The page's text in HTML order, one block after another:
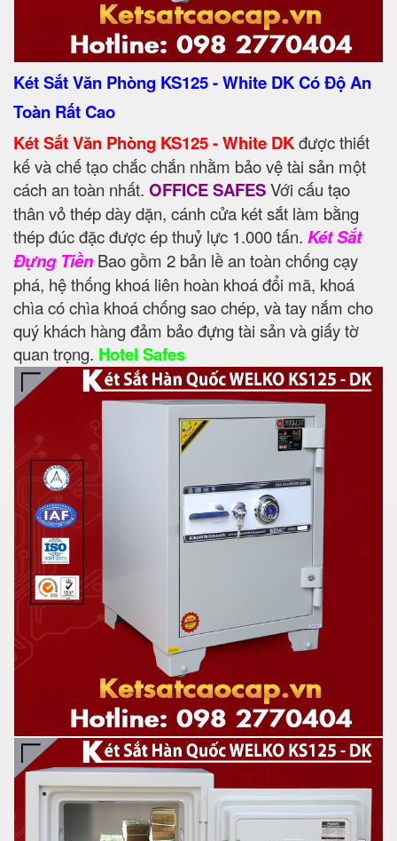
Két Sắt Văn Phòng KS125 - White DK Có Độ An
Toàn Rất Cao
Két Sắt Văn Phòng KS125 - White DKđược thiết
kế và chế tạo chắc chắn nhằm bảo vệ tài sản một
cách an toàn nhất. OFFICE SAFESVới cấu tạo
thân vỏ thép dày dặn, cánh cửa két sắt làm bằng
thép đúc đặc được ép thuỷ lực 1.000 tấn. Két Sắt
Đựng Tiền Bao gồm 2 bản lề an toàn chống cạy
phá, hệ thống khoá liên hoàn khoá đổi mã, khoá
chìa có chìa khoá chống sao chép, và tay nắm cho
quý khách hàng đảm bảo đựng tài sản và giấy tờ
quan trọng. Hotel Safes